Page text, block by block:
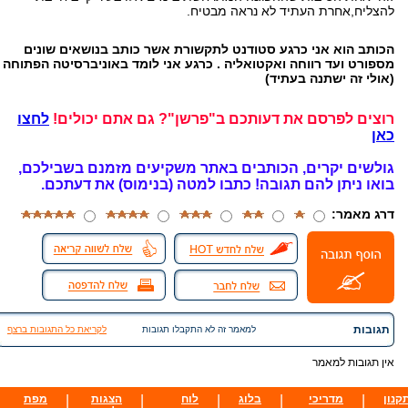
להצליח,אחרת העתיד לא נראה מבטיח.
הכותב הוא אני כרגע סטודנט לתקשורת אשר כותב בנושאים שונים
מספורט ועד רווחה ואקטואליה . כרגע אני לומד באוניברסיטה הפתוחה
(אולי זה ישתנה בעתיד)
רוצים לפרסם את דעותכם ב"פרשן"? גם אתם יכולים! לחצו
כאן
גולשים יקרים, הכותבים באתר משקיעים מזמנם בשבילכם,
בואו ניתן להם תגובה! כתבו למטה (בנימוס) את דעתכם.
דרג מאמר:
תגובות למאמר זה לא התקבלו תגובות לקריאת כל התגובות ברצף
אין תגובות למאמר
מדריכי
בלוג
לוח
הצגות
מפת